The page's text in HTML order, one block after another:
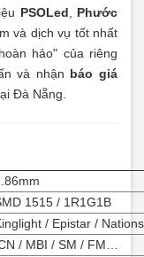
PSOLed
Phước
và dịch vụ tốt nhất
hảo" của riêng
và nhận báo giá
Đà Nẵng.
1515 / 1R1G1B
/ Epistar /
/ MBI / SM / FM…